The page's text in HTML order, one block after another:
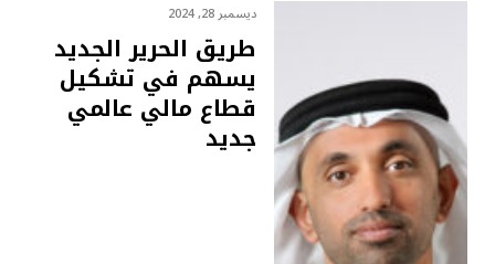
ديسمبر 28, 2024
طريق الحرير الجديد
يسهم في تشكيل
قطاع مالي عالمي
جديد